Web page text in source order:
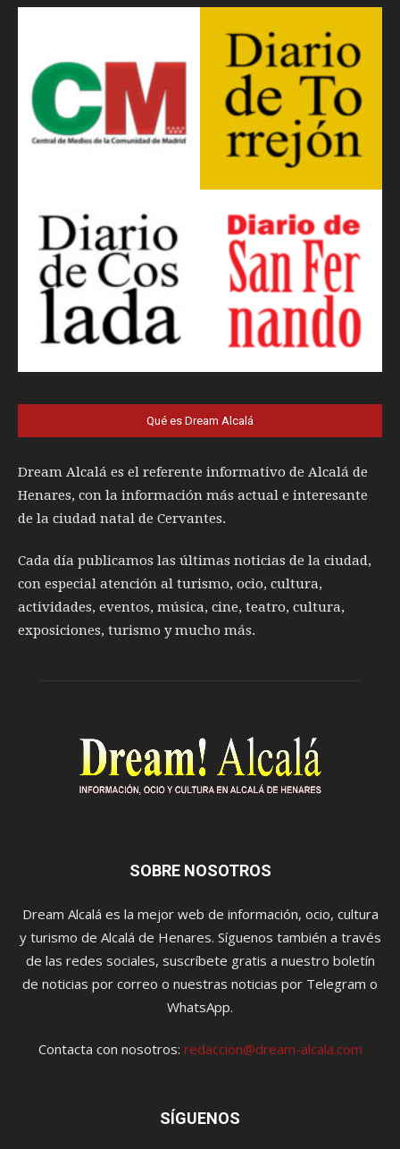
Qué es Dream Alcalá
Dream Alcalá es el referente informativo de Alcalá de
Henares, con la información más actual e interesante
de la ciudad natal de Cervantes.
Cada día publicamos las últimas noticias de la ciudad,
con especial atención al turismo, ocio, cultura,
actividades, eventos, música, cine, teatro, cultura,
exposiciones, turismo y mucho más.
SOBRE NOSOTROS
Dream Alcalá es la mejor web de información, ocio, cultura
y turismo de Alcalá de Henares. Síguenos también a través
de las redes sociales, suscríbete gratis a nuestro boletín
de noticias por correo o nuestras noticias por Telegram o
WhatsApp.
Contacta con nosotros: redaccion@dream-alcala.com
SÍGUENOS